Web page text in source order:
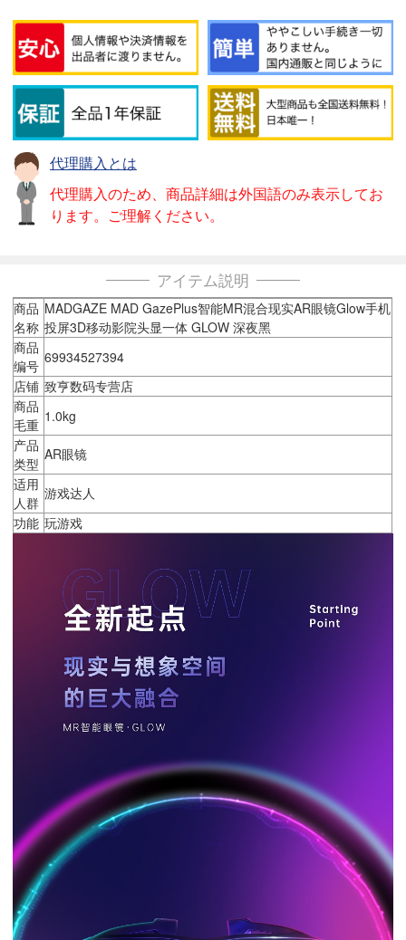
代理購入とは
代理購入のため、商品詳細は外国語のみ表示してお
ります。ご理解ください。
アイテム説明
商品
名称
MADGAZE MAD GazePlus智能MR混合现实AR眼镜Glow手机
投屏3D移动影院头显一体 GLOW 深夜黑
商品
编号 69934527394
店铺 致亨数码专营店
商品
毛重 1.0kg
产品
类型
AR眼镜
适用
人群
游戏达人
功能 玩游戏